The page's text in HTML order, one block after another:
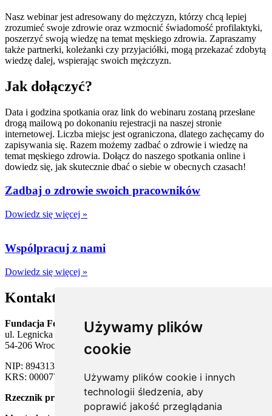
Używamy plików
cookie
Używamy plików cookie i innych
technologii śledzenia, aby
poprawić jakość przeglądania
Nasz webinar jest adresowany do mężczyzn, którzy chcą lepiej
zrozumieć swoje zdrowie oraz wzmocnić świadomość profilaktyki,
poszerzyć swoją wiedzę na temat męskiego zdrowia. Zapraszamy
także partnerki, koleżanki czy przyjaciółki, mogą przekazać zdobytą
wiedzę dalej, wspierając swoich mężczyzn.
Jak dołączyć?
Data i godzina spotkania oraz link do webinaru zostaną przesłane
drogą mailową po dokonaniu rejestracji na naszej stronie
internetowej. Liczba miejsc jest ograniczona, dlatego zachęcamy do
zapisywania się. Razem możemy zadbać o zdrowie i wiedzę na
temat męskiego zdrowia. Dołącz do naszego spotkania online i
dowiedz się, jak skutecznie dbać o siebie w obecnych czasach!
Zadbaj o zdrowie swoich pracowników
Dowiedz się więcej »
Wspólpracuj z nami
Dowiedz się więcej »
Kontakt
Fundacja Forum Mężczyzn
ul. Legnicka 65
54-206 Wrocław
NIP: 8943138549
KRS: 0000773626
Rzecznik prasowy